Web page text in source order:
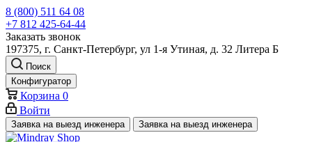
8 (800) 511 64 08
+7 812 425-64-44
Заказать звонок
197375, г. Санкт-Петербург, ул 1-я Утиная, д. 32 Литера Б
Поиск
Конфигуратор
Корзина 0
Войти
Заявка на выезд инженера Заявка на выезд инженера